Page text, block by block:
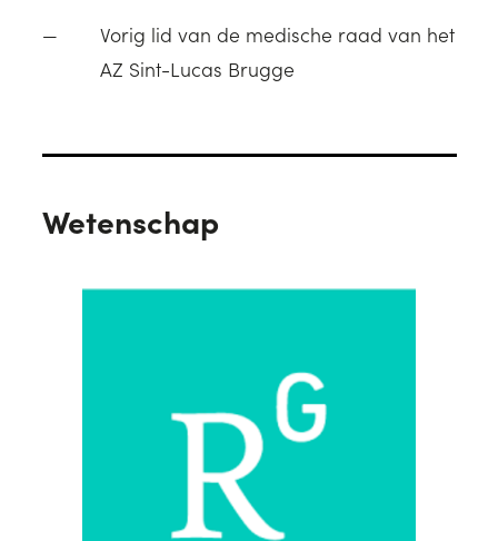
Vorig lid van de medische raad van het
AZ Sint-Lucas Brugge
Wetenschap